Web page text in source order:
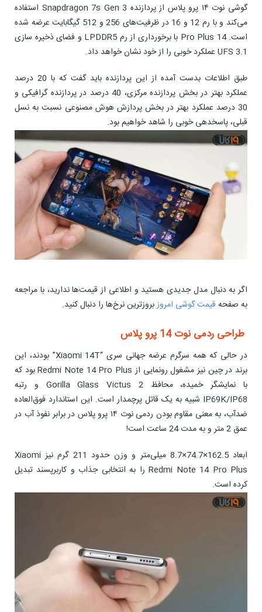
گوشی نوت ۱۴ پرو پلاس از پردازنده Snapdragon 7s Gen 3 استفاده
می‌کند و با رم 12 و 16 در ظرفیت‌های 256 و 512 گیگابایت عرضه شده
است. 14 Pro Plus با برخورداری از رم LPDDR5 و فضای ذخیره سازی
UFS 3.1 عملکرد خوبی را از خود نشان خواهد داد.
طبق اطلاعات بدست آمده از این پردازنده باید گفت که با 20 درصد
عملکرد بهتر در بخش پردازنده مرکزی، 40 درصد در پردازنده گرافیکی و
30 درصد عملکرد بهتر در بخش پردازش هوش مصنوعی نسبت به نسل
قبلی، پاسخدهی خوبی را شاهد خواهیم بود.
اگر به دنبال مدل جدیدی هستید و اطلاعی از قیمت‌ها ندارید، با مراجعه
به صفحه قیمت گوشی امروزبروزترین نرخ‌ها را دنبال کنید.
طراحی ردمی نوت 14 پرو پلاس
در حالی که همه سرگرم عرضه جهانی سری “Xiaomi 14T” بودند، این
برند در چین نیز مشغول رونمایی از Redmi Note 14 Pro Plus بود که
با نمایشگر خمیده، محافظ Gorilla Glass Victus 2 و رتبه
IP69K/IP68 شبیه به یک قاتل پرچمدار است. این استاندارد فوق‌العاده
ضدآب، به معنی مقاوم بودن ردمی نوت ۱۴ پرو پلاس در برابر نفوذ آب در
عمق 2 متر و به مدت 24 ساعت است!
ابعاد 162.5×74.7×8.7 میلی‌متر و وزن حدود 211 گرم نیز Xiaomi
Redmi Note 14 Pro Plus را به انتخابی جذاب و کاربرپسند تبدیل
کرده است.